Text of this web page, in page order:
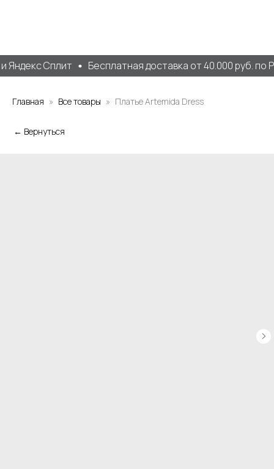
Сплит Бесплатная доставка от 40.000 руб. по
Главная Все товары Платье Artemida Dress
← Вернуться